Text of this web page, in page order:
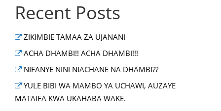
Recent Posts
ZIKIMBIE TAMAA ZA UJANANI
ACHA DHAMBI!! ACHA DHAMBI!!!
NIFANYE NINI NIACHANE NA DHAMBI??
YULE BIBI WA MAMBO YA UCHAWI, AUZAYE
MATAIFA KWA UKAHABA WAKE.